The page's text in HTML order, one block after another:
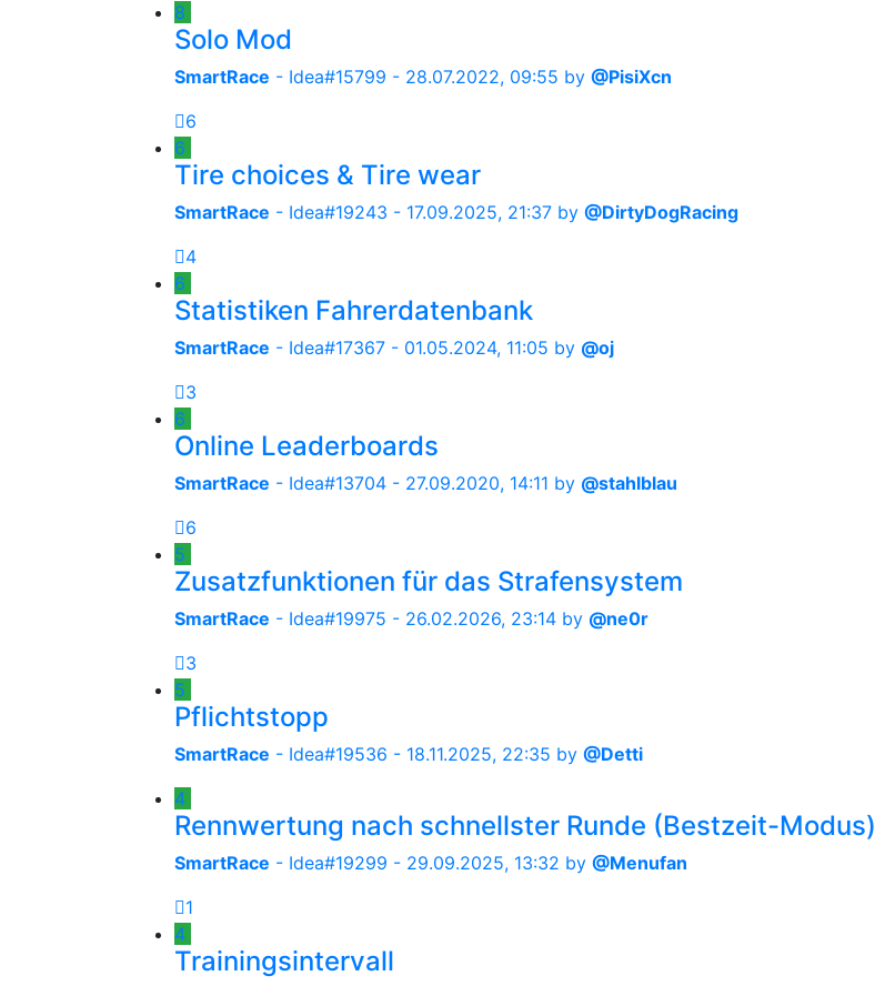
8
Solo Mod
SmartRace - Idea#15799 - 28.07.2022, 09:55 by @PisiXcn
6
6
Tire choices & Tire wear
SmartRace - Idea#19243 - 17.09.2025, 21:37 by @DirtyDogRacing
4
6
Statistiken Fahrerdatenbank
SmartRace - Idea#17367 - 01.05.2024, 11:05 by @oj
3
6
Online Leaderboards
SmartRace - Idea#13704 - 27.09.2020, 14:11 by @stahlblau
6
5
Zusatzfunktionen für das Strafensystem
SmartRace - Idea#19975 - 26.02.2026, 23:14 by @ne0r
3
5
Pflichtstopp
SmartRace - Idea#19536 - 18.11.2025, 22:35 by @Detti
4
Rennwertung nach schnellster Runde (Bestzeit-Modus)
SmartRace - Idea#19299 - 29.09.2025, 13:32 by @Menufan
1
4
Trainingsintervall